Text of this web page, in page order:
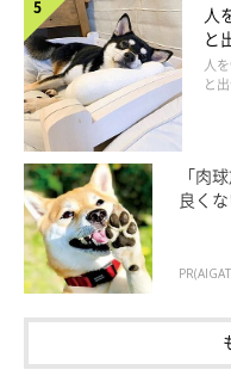
る銀次くんでした。
どうやら飼い主さんによれ
回カッパを着せられたこと
いたのではないかとのこと
犯行動機はわかりましたが
（笑） 銀次くんのこの様
笑の声があがりました。
人
と
の
人
と
「肉
良く